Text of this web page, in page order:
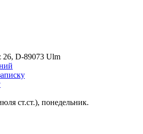
26, D-89073 Ulm
ст.ст.), понедельник.